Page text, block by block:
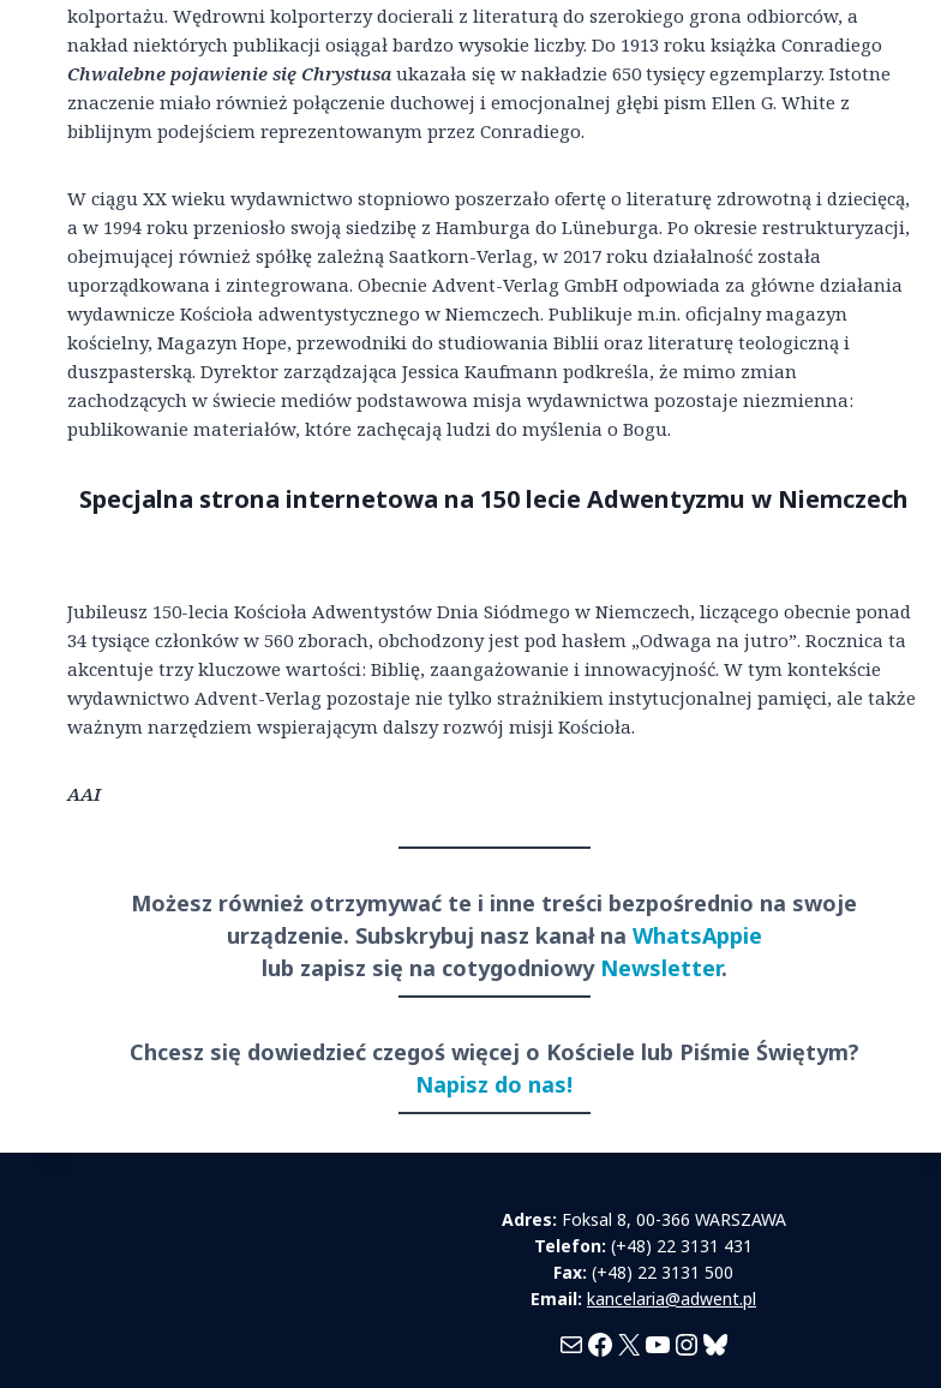
kolportażu. Wędrowni kolporterzy docierali z literaturą do szerokiego grona odbiorców, a
nakład niektórych publikacji osiągał bardzo wysokie liczby. Do 1913 roku książka Conradiego
Chwalebne pojawienie się Chrystusa ukazała się w nakładzie 650 tysięcy egzemplarzy. Istotne
znaczenie miało również połączenie duchowej i emocjonalnej głębi pism Ellen G. White z
biblijnym podejściem reprezentowanym przez Conradiego.
W ciągu XX wieku wydawnictwo stopniowo poszerzało ofertę o literaturę zdrowotną i dziecięcą,
a w 1994 roku przeniosło swoją siedzibę z Hamburga do Lüneburga. Po okresie restrukturyzacji,
obejmującej również spółkę zależną Saatkorn-Verlag, w 2017 roku działalność została
uporządkowana i zintegrowana. Obecnie Advent-Verlag GmbH odpowiada za główne działania
wydawnicze Kościoła adwentystycznego w Niemczech. Publikuje m.in. oficjalny magazyn
kościelny, Magazyn Hope, przewodniki do studiowania Biblii oraz literaturę teologiczną i
duszpasterską. Dyrektor zarządzająca Jessica Kaufmann podkreśla, że mimo zmian
zachodzących w świecie mediów podstawowa misja wydawnictwa pozostaje niezmienna:
publikowanie materiałów, które zachęcają ludzi do myślenia o Bogu.
Specjalna strona internetowa na 150 lecie Adwentyzmu w Niemczech
Jubileusz 150-lecia Kościoła Adwentystów Dnia Siódmego w Niemczech, liczącego obecnie ponad
34 tysiące członków w 560 zborach, obchodzony jest pod hasłem „Odwaga na jutro”. Rocznica ta
akcentuje trzy kluczowe wartości: Biblię, zaangażowanie i innowacyjność. W tym kontekście
wydawnictwo Advent-Verlag pozostaje nie tylko strażnikiem instytucjonalnej pamięci, ale także
ważnym narzędziem wspierającym dalszy rozwój misji Kościoła.
AAI
Możesz również otrzymywać te i inne treści bezpośrednio na swoje
urządzenie. Subskrybuj nasz kanał na WhatsAppie
lub zapisz się na cotygodniowy Newsletter.
Chcesz się dowiedzieć czegoś więcej o Kościele lub Piśmie Świętym?
Napisz do nas!
Adres: Foksal 8, 00-366 WARSZAWA
Telefon: (+48) 22 3131 431
Fax: (+48) 22 3131 500
Email: kancelaria@adwent.pl
MailFacebook
X YouTube
Instagram
Bluesky